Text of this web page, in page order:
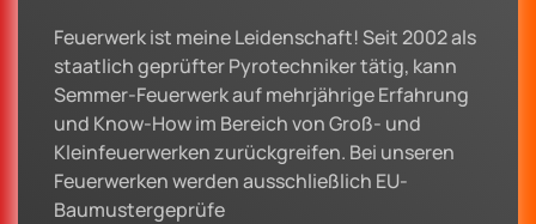
Feuerwerk ist meine Leidenschaft! Seit 2002 als
staatlich geprüfter Pyrotechniker tätig, kann
Semmer-Feuerwerk auf mehrjährige Erfahrung
und Know-How im Bereich von Groß- und
Kleinfeuerwerken zurückgreifen. Bei unseren
Feuerwerken werden ausschließlich EU-
Baumustergeprüfe